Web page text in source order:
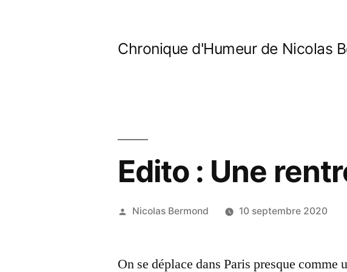
Chronique d'Humeur de Nicolas
Edito : Une
Publié
Nicolas Bermond 10 septembre 2020
On se déplace dans Paris presque comme